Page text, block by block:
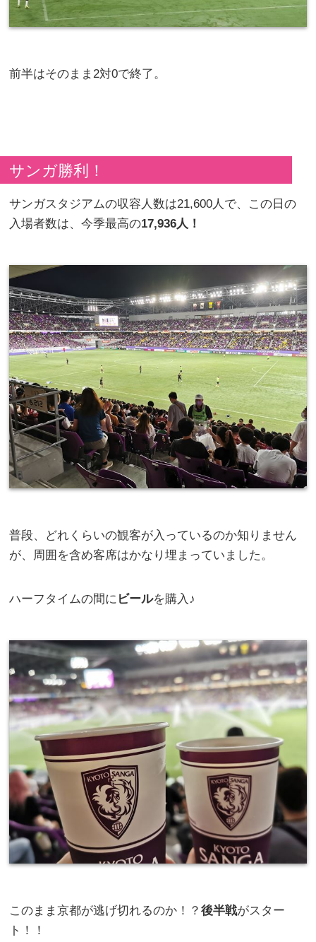
前半はそのまま2対0で終了。
サンガ勝利！
サンガスタジアムの収容人数は21,600人で、この日の
入場者数は、今季最高の17,936人！
普段、どれくらいの観客が入っているのか知りません
が、周囲を含め客席はかなり埋まっていました。
ハーフタイムの間に ビールを購入♪
このまま京都が逃げ切れるのか！？後半戦がスター
ト！！